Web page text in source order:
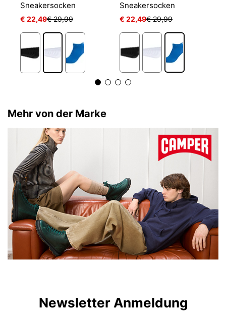
Sneakersocken
€ 22,49€ 29,99
Sneakersocken
€ 22,49€ 29,99
Mehr von der Marke
Newsletter Anmeldung